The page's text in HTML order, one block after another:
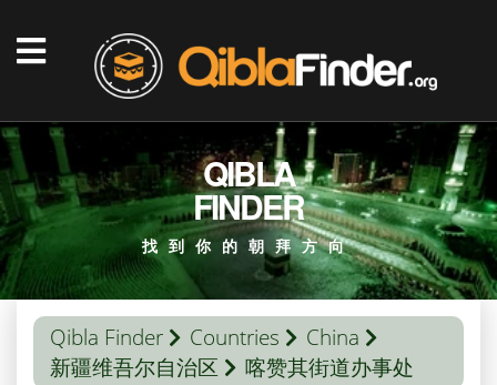
QIBLA
FINDER
找到你的朝拜方向
Qibla Finder Countries
China
新疆维吾尔自治区
喀赞其街道办事处